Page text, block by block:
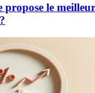
propose le